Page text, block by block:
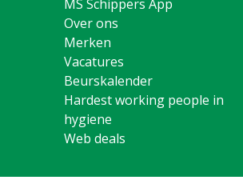
MS Schippers App
Over ons
Merken
Vacatures
Beurskalender
Hardest working people in
hygiene
Web deals